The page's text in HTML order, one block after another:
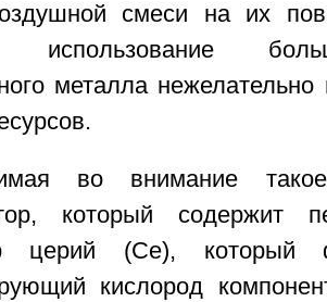
смеси на их
использование
металла
во внимание
который содержит
церий (Ce), который
кислород